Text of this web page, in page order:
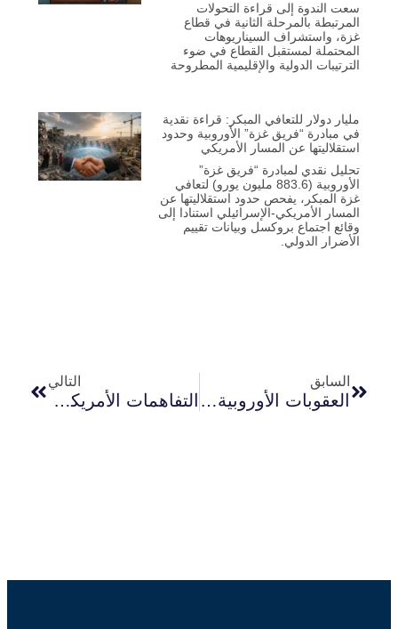
سعت الندوة إلى قراءة التحولات
المرتبطة بالمرحلة الثانية في قطاع
غزة، واستشراف السيناريوهات
المحتملة لمستقبل القطاع في ضوء
الترتيبات الدولية والإقليمية المطروحة
مليار دولار للتعافي المبكر: قراءة نقدية
في مبادرة “فريق غزة” الأوروبية وحدود
استقلاليتها عن المسار الأمريكي
تحليل نقدي لمبادرة “فريق غزة”
الأوروبية (883.6 مليون يورو) لتعافي
غزة المبكر، يفحص حدود استقلاليتها عن
المسار الأمريكي-الإسرائيلي استنادا إلى
وقائع اجتماع بروكسل وبيانات تقييم
الأضرار الدولي.
السابق
العقوبات الأوروبية وإعادة تشكيل النظام السياسي الفلسطيني ..دراسة حالة: العقوبات الأوروبية على قيادات حركة حماس (2024–2026)
التالي
التفاهمات الأمريكية–الإيرانية وإعادة تشكيل معادلة الردع الإقليمي: قراءة تحليلية في الموقف الإسرائيلي